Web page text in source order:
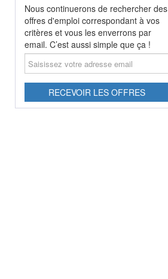
Nous continuerons de rechercher des
offres d'emploi correspondant à vos
critères et vous les enverrons par
email. C’est aussi simple que ça !
Saisissez
votre
adresse
RECEVOIR LES OFFRES